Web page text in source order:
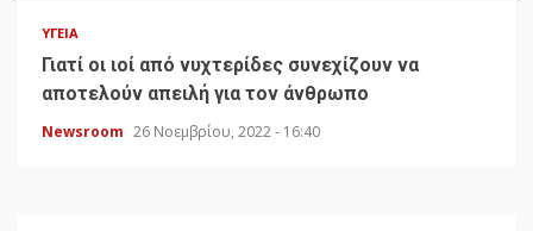
ΥΓΕΊΑ
Γιατί οι ιοί από νυχτερίδες συνεχίζουν να
αποτελούν απειλή για τον άνθρωπο
Newsroom 26 Νοεμβρίου, 2022 - 16:40